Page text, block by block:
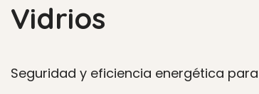
Vidrios
Seguridad y eficiencia energética